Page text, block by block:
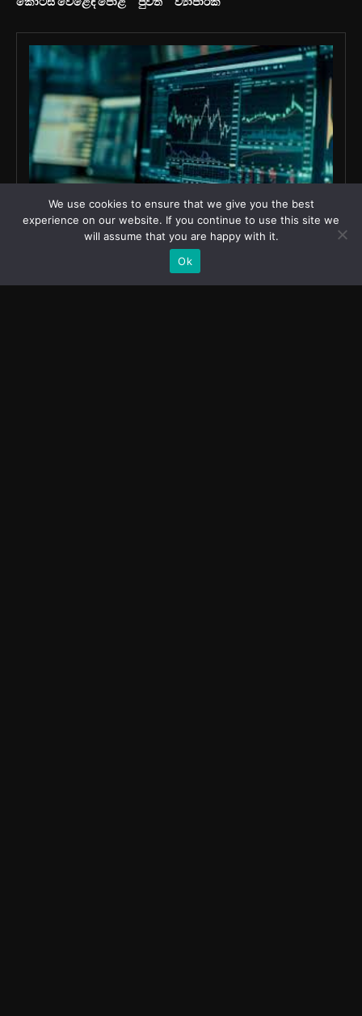
We use cookies to ensure that we give you the best
experience on our website. If you continue to use this site we
will assume that you are happy with it.
Ok